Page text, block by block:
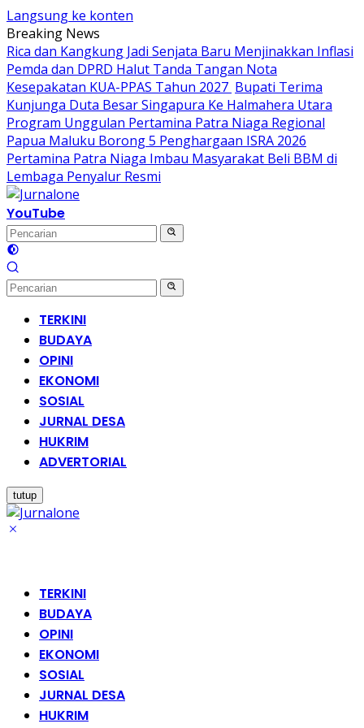
Langsung ke konten
Breaking News
Rica dan Kangkung Jadi Senjata Baru Menjinakkan Inflasi
Pemda dan DPRD Halut Tanda Tangan Nota
Kesepakatan KUA-PPAS Tahun 2027 Bupati Terima
Kunjunga Duta Besar Singapura Ke Halmahera Utara
Program Unggulan Pertamina Patra Niaga Regional
Papua Maluku Borong 5 Penghargaan ISRA 2026
Pertamina Patra Niaga Imbau Masyarakat Beli BBM di
Lembaga Penyalur Resmi
YouTube
TERKINI
BUDAYA
OPINI
EKONOMI
SOSIAL
JURNAL DESA
HUKRIM
ADVERTORIAL
tutup
TERKINI
BUDAYA
OPINI
EKONOMI
SOSIAL
JURNAL DESA
HUKRIM